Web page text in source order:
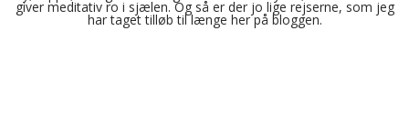
giver meditativ ro i sjælen. Og så er der jo lige rejserne, som jeg
har taget tilløb til længe her på bloggen.